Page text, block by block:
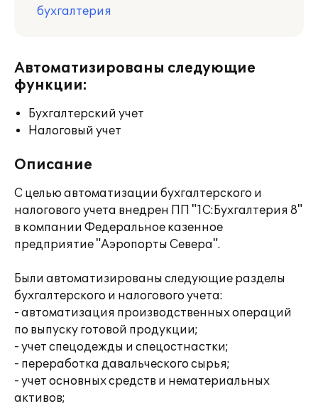
бухгалтерия
Автоматизированы следующие
функции:
Бухгалтерский учет
Налоговый учет
Описание
С целью автоматизации бухгалтерского и
налогового учета внедрен ПП "1С:Бухгалтерия 8"
в компании Федеральное казенное
предприятие "Аэропорты Севера".
Были автоматизированы следующие разделы
бухгалтерского и налогового учета:
- автоматизация производственных операций
по выпуску готовой продукции;
- учет спецодежды и спецостнастки;
- переработка давальческого сырья;
- учет основных средств и нематериальных
активов;